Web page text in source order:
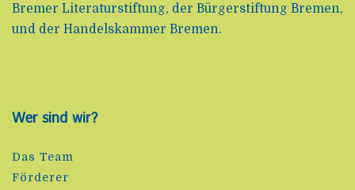
Bremer Literaturstiftung, der Bürgerstiftung Bremen,
und der Handelskammer Bremen.
Wer sind wir?
Das Team
Förderer